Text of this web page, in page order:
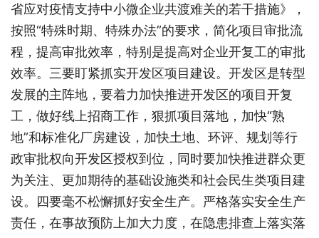
省应对疫情支持中小微企业共渡难关的若干措施》，
按照“特殊时期、特殊办法”的要求，简化项目审批流
程，提高审批效率，特别是提高对企业开复工的审批
效率。三要盯紧抓实开发区项目建设。开发区是转型
发展的主阵地，要着力加快推进开发区的项目开复
工，做好线上招商工作，狠抓项目落地，加快“熟
地”和标准化厂房建设，加快土地、环评、规划等行
政审批权向开发区授权到位，同时要加快推进群众更
为关注、更加期待的基础设施类和社会民生类项目建
设。四要毫不松懈抓好安全生产。严格落实安全生产
责任，在事故预防上加大力度，在隐患排查上落实落